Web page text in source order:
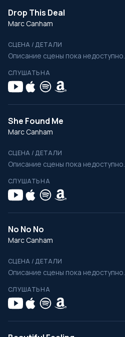
Drop This Deal
Marc Canham
СЦЕНА / ДЕТАЛИ
Описание сцены пока недоступно.
СЛУШАТЬ НА
She Found Me
Marc Canham
СЦЕНА / ДЕТАЛИ
Описание сцены пока недоступно.
СЛУШАТЬ НА
No No No
Marc Canham
СЦЕНА / ДЕТАЛИ
Описание сцены пока недоступно.
СЛУШАТЬ НА